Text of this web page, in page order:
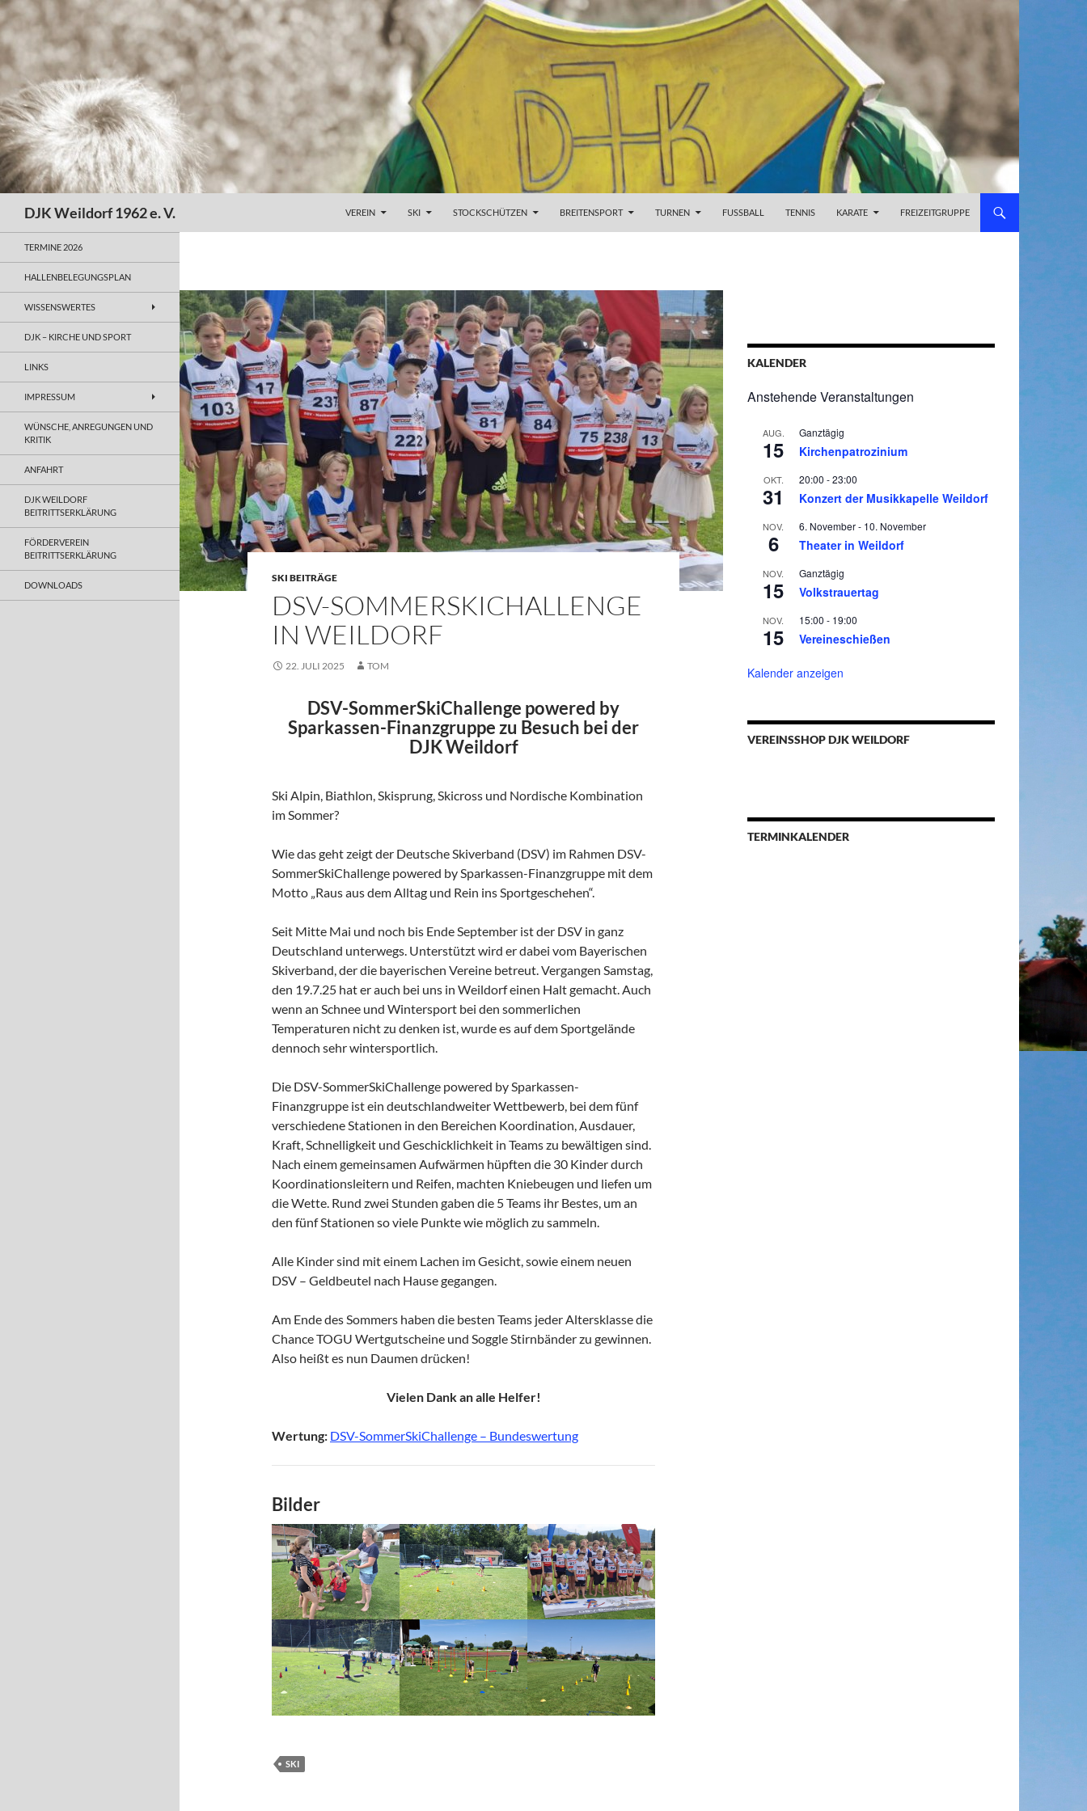
Zum
Inhalt
springen
DJK Weildorf 1962 e. V. VEREIN SKI STOCKSCHÜTZEN BREITENSPORT TURNEN FUSSBALL TENNIS KARATE FREIZEITGRUPPE
SKI BEITRÄGE
DSV-SOMMERSKICHALLENGE
IN WEILDORF
22. JULI 2025 TOM
DSV-SommerSkiChallenge powered by
Sparkassen-Finanzgruppe zu Besuch bei der
DJK Weildorf
Ski Alpin, Biathlon, Skisprung, Skicross und Nordische Kombination
im Sommer?
Wie das geht zeigt der Deutsche Skiverband (DSV) im Rahmen DSV-
SommerSkiChallenge powered by Sparkassen-Finanzgruppe mit dem
Motto „Raus aus dem Alltag und Rein ins Sportgeschehen“.
Seit Mitte Mai und noch bis Ende September ist der DSV in ganz
Deutschland unterwegs. Unterstützt wird er dabei vom Bayerischen
Skiverband, der die bayerischen Vereine betreut. Vergangen Samstag,
den 19.7.25 hat er auch bei uns in Weildorf einen Halt gemacht. Auch
wenn an Schnee und Wintersport bei den sommerlichen
Temperaturen nicht zu denken ist, wurde es auf dem Sportgelände
dennoch sehr wintersportlich.
Die DSV-SommerSkiChallenge powered by Sparkassen-
Finanzgruppe ist ein deutschlandweiter Wettbewerb, bei dem fünf
verschiedene Stationen in den Bereichen Koordination, Ausdauer,
Kraft, Schnelligkeit und Geschicklichkeit in Teams zu bewältigen sind.
Nach einem gemeinsamen Aufwärmen hüpften die 30 Kinder durch
Koordinationsleitern und Reifen, machten Kniebeugen und liefen um
die Wette. Rund zwei Stunden gaben die 5 Teams ihr Bestes, um an
den fünf Stationen so viele Punkte wie möglich zu sammeln.
Alle Kinder sind mit einem Lachen im Gesicht, sowie einem neuen
DSV – Geldbeutel nach Hause gegangen.
Am Ende des Sommers haben die besten Teams jeder Altersklasse die
Chance TOGU Wertgutscheine und Soggle Stirnbänder zu gewinnen.
Also heißt es nun Daumen drücken!
Vielen Dank an alle Helfer!
Wertung: DSV-SommerSkiChallenge – Bundeswertung
Bilder
SKI
KALENDER
Anstehende Veranstaltungen
AUG.
15
Ganztägig
Kirchenpatrozinium
OKT.
31
20:00 -23:00
Konzert der Musikkapelle Weildorf
NOV.
6
6. November- 10. November
Theater in Weildorf
NOV.
15
Ganztägig
Volkstrauertag
NOV.
15
15:00 - 19:00
Vereineschießen
Kalender anzeigen
VEREINSSHOP DJK WEILDORF
TERMINKALENDER
TERMINE 2026
HALLENBELEGUNGSPLAN
WISSENSWERTES
DJK – KIRCHE UND SPORT
LINKS
IMPRESSUM
WÜNSCHE, ANREGUNGEN UND
KRITIK
ANFAHRT
DJK WEILDORF
BEITRITTSERKLÄRUNG
FÖRDERVEREIN
BEITRITTSERKLÄRUNG
DOWNLOADS